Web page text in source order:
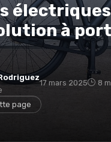
à
17 mars 2025 8
page